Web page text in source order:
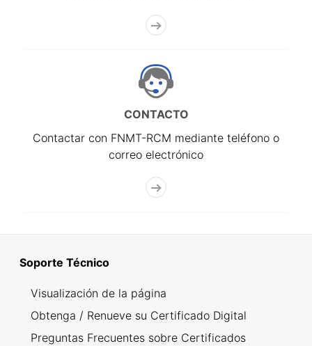
CONTACTO
Contactar con FNMT-RCM mediante teléfono o
correo electrónico
Soporte Técnico
Visualización de la página
Obtenga / Renueve su Certificado Digital
Preguntas Frecuentes sobre Certificados